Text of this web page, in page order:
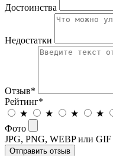
Достоинства
Недостатки
Отзыв*
Рейтинг*
★
★ ★ ★
Фото
JPG, PNG, WEBP или
Отправить отзыв